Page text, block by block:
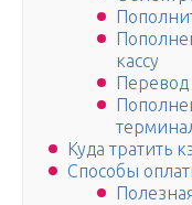
кассу
Перевод
Куда тратить
Способы